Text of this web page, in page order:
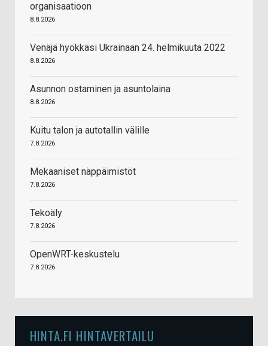
organisaatioon
8.8.2026
Venäjä hyökkäsi Ukrainaan 24. helmikuuta 2022
8.8.2026
Asunnon ostaminen ja asuntolaina
8.8.2026
Kuitu talon ja autotallin välille
7.8.2026
Mekaaniset näppäimistöt
7.8.2026
Tekoäly
7.8.2026
OpenWRT-keskustelu
7.8.2026
HINTA.FI HINTAVERTAILU